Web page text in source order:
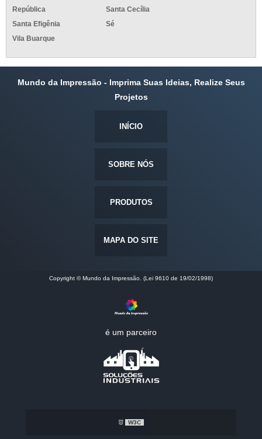
República
Santa Cecília
Santa Efigênia
Sé
Vila Buarque
Mundo da Impressão - Imprima Suas Ideias, Realize Seus
Projetos
INÍCIO
SOBRE NÓS
PRODUTOS
MAPA DO SITE
Copyright © Mundo da Impressão. (Lei 9610 de 19/02/1998)
é um parceiro
W3C